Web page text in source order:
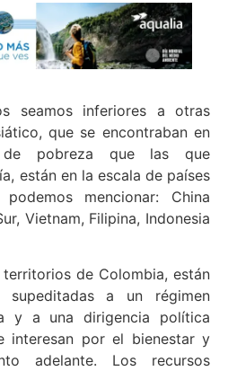
seamos inferiores a otras
que se encontraban en
de pobreza que las que
están en la escala de países
mencionar: China
Vietnam, Filipina, Indonesia
de Colombia, están
supeditadas a un régimen
y a una dirigencia política
interesan por el bienestar y
adelante. Los recursos